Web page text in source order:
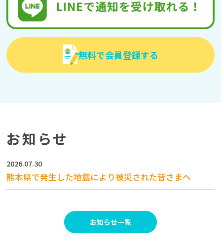
無料で会員登録する
お知らせ
2026.07.30
熊本県で発生した地震により被災された皆さまへ
お知らせ一覧